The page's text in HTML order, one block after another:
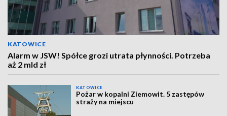
KATOWICE
Alarm w JSW! Spółce grozi utrata płynności. Potrzeba
aż 2 mld zł
KATOWICE
Pożar w kopalni Ziemowit. 5 zastępów
straży na miejscu